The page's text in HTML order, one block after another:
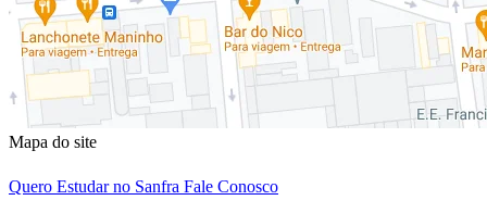
Mapa do site
Quero Estudar no Sanfra Fale Conosco